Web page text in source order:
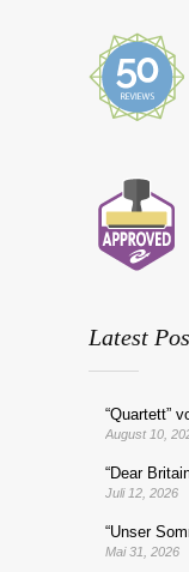
Latest
“Quartett”
August 10,
“Dear
Juli 12, 2026
“Unser
Mai 31, 2026